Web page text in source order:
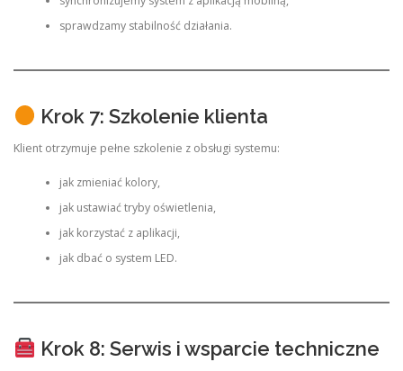
sprawdzamy stabilność działania.
Krok 7: Szkolenie klienta
Klient otrzymuje pełne szkolenie z obsługi systemu:
jak zmieniać kolory,
jak ustawiać tryby oświetlenia,
jak korzystać z aplikacji,
jak dbać o system LED.
Krok 8: Serwis i wsparcie techniczne